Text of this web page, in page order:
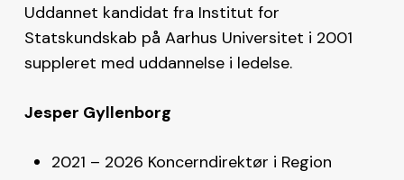
Uddannet kandidat fra Institut for
Statskundskab på Aarhus Universitet i 2001
suppleret med uddannelse i ledelse.
Jesper Gyllenborg
2021 – 2026 Koncerndirektør i Region